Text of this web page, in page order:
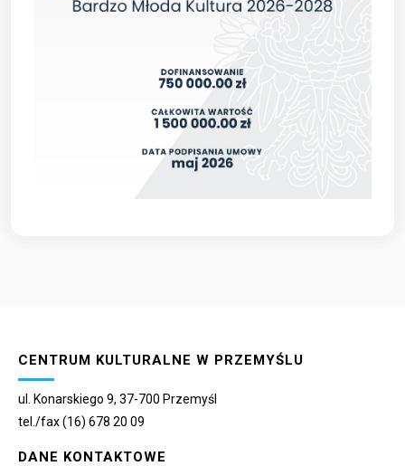
CENTRUM KULTURALNE W PRZEMYŚLU
ul. Konarskiego 9, 37-700 Przemyśl
tel./fax (16) 678 20 09
DANE KONTAKTOWE